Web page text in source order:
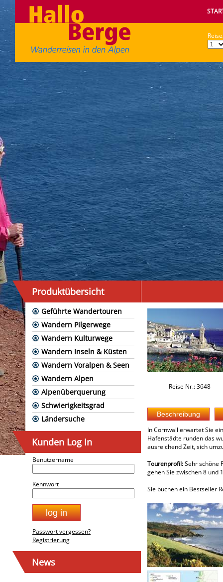
Produktübersicht
Geführte Wandertouren
Wandern Pilgerwege
Wandern Kulturwege
Wandern Inseln & Küsten
Wandern Voralpen & Seen
Wandern Alpen
Alpenüberquerung
Schwierigkeitsgrad
Ländersuche
Kunden Log In
Benutzername
Kennwort
Passwort vergessen?
Registrierung
News
Reise Nr.: 3648
In Cornwall erwartet Sie
Hafenstädte runden das
ausreichend Zeit, sich
Tourenprofil:Sehr schöne
gehen Sie zwischen 8 und
Sie buchen ein Bestseller